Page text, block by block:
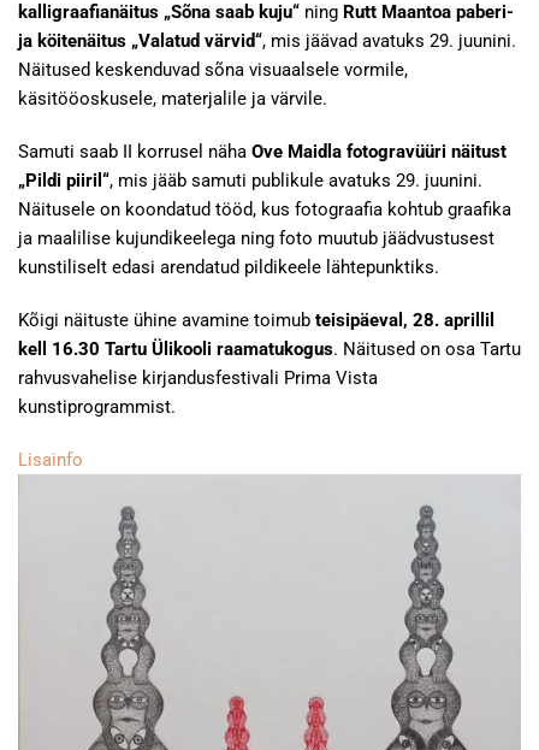
kalligraafianäitus „Sõna saab kuju“ ning Rutt Maantoa paberi-
ja köitenäitus „Valatud värvid“, mis jäävad avatuks 29. juunini.
Näitused keskenduvad sõna visuaalsele vormile,
käsitööoskusele, materjalile ja värvile.
Samuti saab II korrusel näha Ove Maidla fotogravüüri näitust
„Pildi piiril“, mis jääb samuti publikule avatuks 29. juunini.
Näitusele on koondatud tööd, kus fotograafia kohtub graafika
ja maalilise kujundikeelega ning foto muutub jäädvustusest
kunstiliselt edasi arendatud pildikeele lähtepunktiks.
Kõigi näituste ühine avamine toimub teisipäeval, 28. aprillil
kell 16.30 Tartu Ülikooli raamatukogus. Näitused on osa Tartu
rahvusvahelise kirjandusfestivali Prima Vista
kunstiprogrammist.
Lisainfo